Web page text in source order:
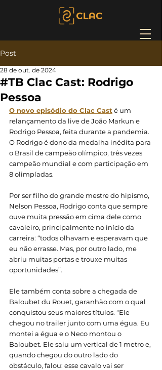
Post
#TB Clac Cast: Rodrigo
Pessoa
28 de out. de 2024
O novo episódio do Clac Cast é um
relançamento da live de João Markun e
Rodrigo Pessoa, feita durante a pandemia.
O Rodrigo é dono da medalha inédita para
o Brasil de campeão olímpico, três vezes
campeão mundial e com participação em
8 olimpíadas.
Por ser filho do grande mestre do hipismo,
Nelson Pessoa, Rodrigo conta que sempre
ouve muita pressão em cima dele como
cavaleiro, principalmente no início da
carreira: “todos olhavam e esperavam que
eu não errasse. Mas, por outro lado, me
abriu muitas portas e trouxe muitas
oportunidades”.
Ele também conta sobre a chegada de
Baloubet du Rouet, garanhão com o qual
conquistou seus maiores títulos. “Ele
chegou no trailer junto com uma égua. Eu
montei a égua e o Neco montou o
Baloubet. Ele saiu um vertical de 1 metro e,
quando chegou do outro lado do
obstáculo, falou: esse cavalo vai ser